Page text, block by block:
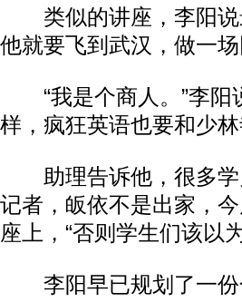
类似的讲座，李阳说
他就要飞到武汉，做一场
“我是个商人。”李阳
样，疯狂英语也要和少
助理告诉他，很多学
记者，皈依不是出家，
座上，“否则学生们该以
李阳早已规划了一份